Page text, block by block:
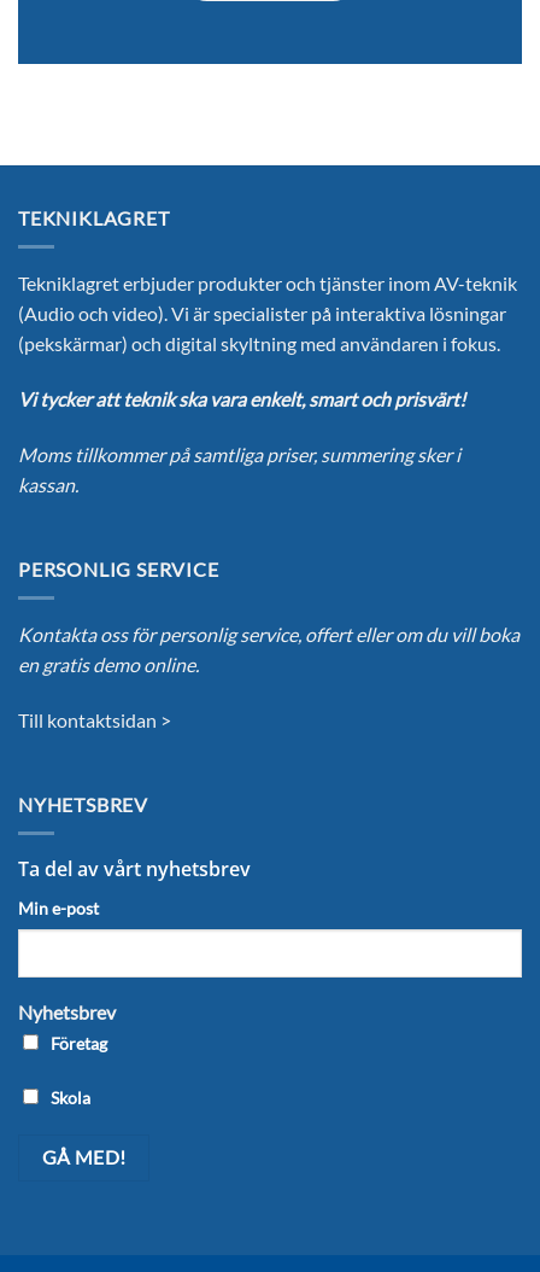
TEKNIKLAGRET
Tekniklagret erbjuder produkter och tjänster inom AV-teknik
(Audio och video). Vi är specialister på interaktiva lösningar
(pekskärmar) och digital skyltning med användaren i fokus.
Vi tycker att teknik ska vara enkelt, smart och prisvärt!
Moms tillkommer på samtliga priser, summering sker i
kassan.
PERSONLIG SERVICE
Kontakta oss för personlig service, offert eller om du vill boka
en gratis demo online.
Till kontaktsidan >
NYHETSBREV
Ta del av vårt nyhetsbrev
Min e-post
Nyhetsbrev
Företag
Skola